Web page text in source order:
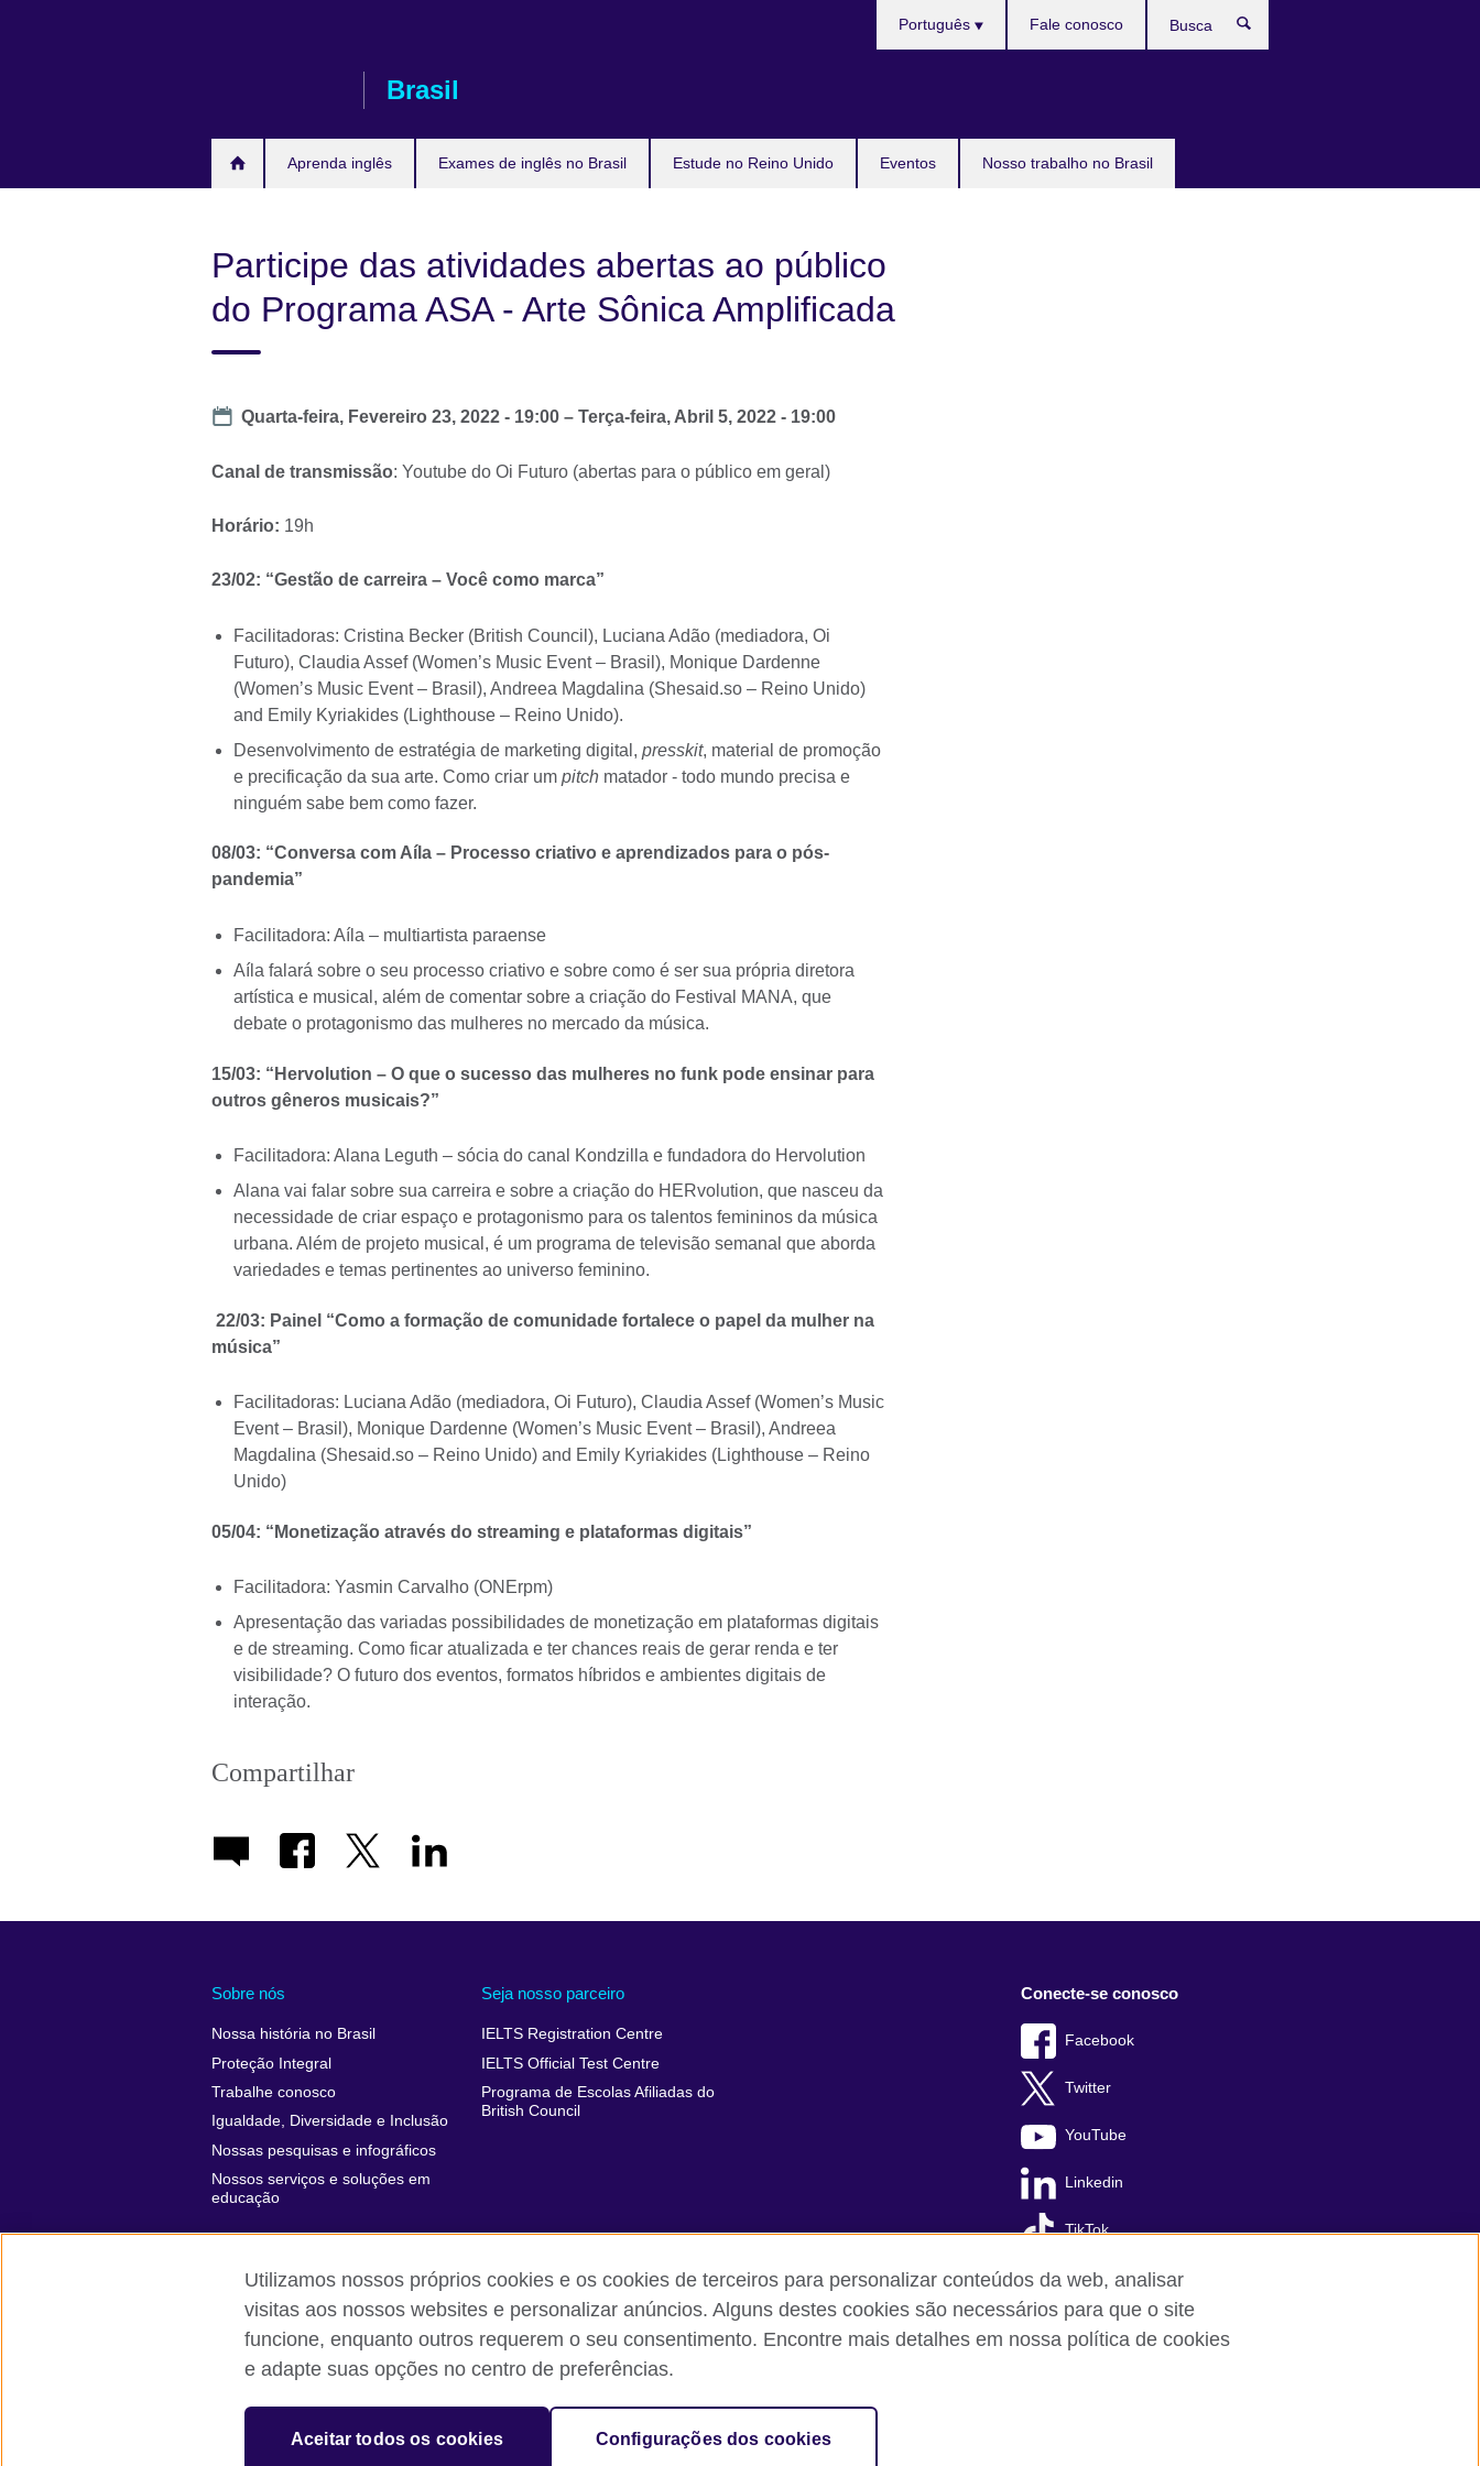
Brasil
Aprenda inglês Exames de inglês no Brasil Estude no Reino Unido Eventos Nosso trabalho no Brasil
Português Fale conosco
Participe das atividades abertas ao público
do Programa ASA - Arte Sônica Amplificada
Date
Quarta-feira, Fevereiro 23, 2022 - 19:00 –Terça-feira, Abril 5, 2022 - 19:00
Canal de transmissão: Youtube do Oi Futuro (abertas para o público em geral)
Horário: 19h
23/02: “Gestão de carreira – Você como marca”
Facilitadoras: Cristina Becker (British Council), Luciana Adão (mediadora, Oi
Futuro), Claudia Assef (Women’s Music Event – Brasil), Monique Dardenne
(Women’s Music Event – Brasil), Andreea Magdalina (Shesaid.so – Reino Unido)
and Emily Kyriakides (Lighthouse – Reino Unido).
Desenvolvimento de estratégia de marketing digital, presskit, material de promoção
e precificação da sua arte. Como criar um pitch matador - todo mundo precisa e
ninguém sabe bem como fazer.
08/03: “Conversa com Aíla – Processo criativo e aprendizados para o pós-
pandemia”
Facilitadora: Aíla – multiartista paraense
Aíla falará sobre o seu processo criativo e sobre como é ser sua própria diretora
artística e musical, além de comentar sobre a criação do Festival MANA, que
debate o protagonismo das mulheres no mercado da música.
15/03: “Hervolution – O que o sucesso das mulheres no funk pode ensinar para
outros gêneros musicais?”
Facilitadora: Alana Leguth – sócia do canal Kondzilla e fundadora do Hervolution
Alana vai falar sobre sua carreira e sobre a criação do HERvolution, que nasceu da
necessidade de criar espaço e protagonismo para os talentos femininos da música
urbana. Além de projeto musical, é um programa de televisão semanal que aborda
variedades e temas pertinentes ao universo feminino.
22/03: Painel “Como a formação de comunidade fortalece o papel da mulher na
música”
Facilitadoras: Luciana Adão (mediadora, Oi Futuro), Claudia Assef (Women’s Music
Event – Brasil), Monique Dardenne (Women’s Music Event – Brasil), Andreea
Magdalina (Shesaid.so – Reino Unido) and Emily Kyriakides (Lighthouse – Reino
Unido)
05/04: “Monetização através do streaming e plataformas digitais”
Facilitadora: Yasmin Carvalho (ONErpm)
Apresentação das variadas possibilidades de monetização em plataformas digitais
e de streaming. Como ficar atualizada e ter chances reais de gerar renda e ter
visibilidade? O futuro dos eventos, formatos híbridos e ambientes digitais de
interação.
Compartilhar
Sobre nós
Nossa história no Brasil
Proteção Integral
Trabalhe conosco
Igualdade, Diversidade e Inclusão
Nossas pesquisas e infográficos
Nossos serviços e soluções em
educação
Seja nosso parceiro
IELTS Registration Centre
IELTS Official Test Centre
Programa de Escolas Afiliadas do
British Council
Conecte-se conosco
Facebook
Twitter
YouTube
Linkedin
TikTok
British Council global Comentários e reclamações Política de privacidade e termos de uso Sitemap Cookies
A registered charity: 209131 (England and Wales) SC037733 (Scotland).
Utilizamos nossos próprios cookies e os cookies de terceiros para personalizar conteúdos da web, analisar
visitas aos nossos websites e personalizar anúncios. Alguns destes cookies são necessários para que o site
funcione, enquanto outros requerem o seu consentimento. Encontre mais detalhes em nossa política de cookies
e adapte suas opções no centro de preferências.
Aceitar todos os cookies Configurações dos cookies